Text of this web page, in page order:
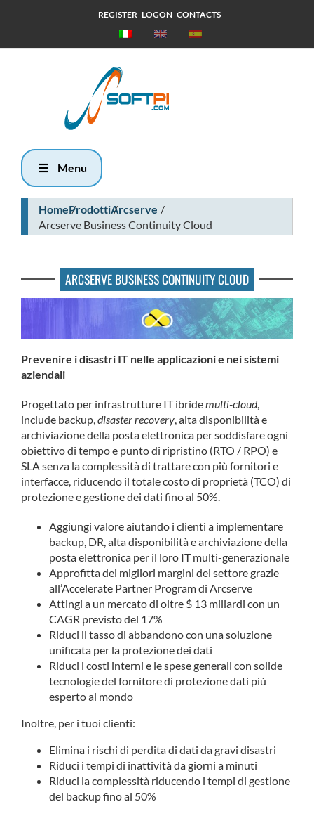
REGISTER LOGON CONTACTS
Menu
HomeProdottiArcserve
Arcserve Business Continuity Cloud
ARCSERVE BUSINESS CONTINUITY CLOUD
Prevenire i disastri IT nelle applicazioni e nei sistemi
aziendali
Progettato per infrastrutture IT ibridemulti-cloud,
include backup,disaster recovery, alta disponibilità e
archiviazione della posta elettronica per soddisfare ogni
obiettivo di tempo e punto di ripristino (RTO / RPO) e
SLA senza la complessità di trattare con più fornitori e
interfacce, riducendo il totale costo di proprietà (TCO) di
protezione e gestione dei dati fino al 50%.
Aggiungi valore aiutando i clienti a implementare
backup, DR, alta disponibilità e archiviazione della
posta elettronica per il loro IT multi-generazionale
Approfitta dei migliori margini del settore grazie
all’Accelerate Partner Program di Arcserve
Attingi a un mercato di oltre $ 13 miliardi con un
CAGR previsto del 17%
Riduci il tasso di abbandono con una soluzione
unificata per la protezione dei dati
Riduci i costi interni e le spese generali con solide
tecnologie del fornitore di protezione dati più
esperto al mondo
Inoltre, per i tuoi clienti:
Elimina i rischi di perdita di dati da gravi disastri
Riduci i tempi di inattività da giorni a minuti
Riduci la complessità riducendo i tempi di gestione
del backup fino al 50%